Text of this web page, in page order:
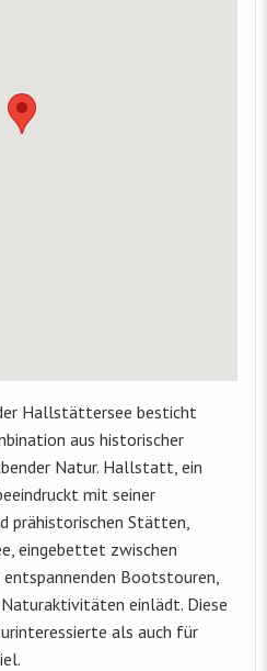
Hallstättersee besticht
aus historischer
Natur. Hallstatt, ein
mit seiner
prähistorischen Stätten,
eingebettet zwischen
Bootstouren,
Naturaktivitäten einlädt. Diese
als auch für